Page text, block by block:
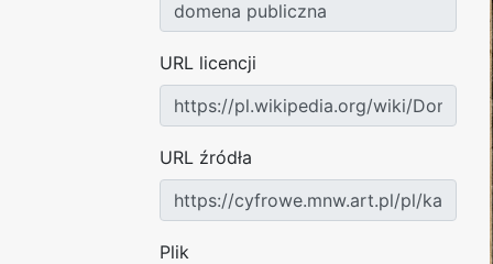
URL licencji
URL źródła
Plik